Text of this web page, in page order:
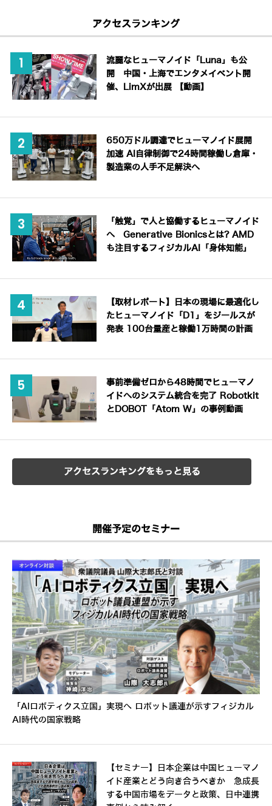
アクセスランキング
流麗なヒューマノイド「Luna」も公
開 中国・上海でエンタメイベント開
催、LimXが出展 【動画】
650万ドル調達でヒューマノイド展開
加速 AI自律制御で24時間稼働し倉庫・
製造業の人手不足解決へ
「触覚」で人と協働するヒューマノイド
へ Generative Bionicsとは? AMD
も注目するフィジカルAI「身体知能」
【取材レポート】日本の現場に最適化し
たヒューマノイド「D1」をジールスが
発表 100台量産と稼働1万時間の計画
事前準備ゼロから48時間でヒューマノ
イドへのシステム統合を完了 Robotkit
とDOBOT「Atom W」の事例動画
アクセスランキングをもっと見る
開催予定のセミナー
「AIロボティクス立国」実現へ ロボット議連が示すフィジカル
AI時代の国家戦略
【セミナー】日本企業は中国ヒューマノ
イド産業とどう向き合うべきか 急成長
する中国市場をデータと政策、日中連携